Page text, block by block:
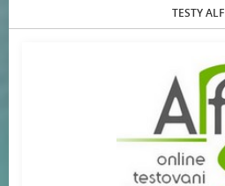
TESTY ALF